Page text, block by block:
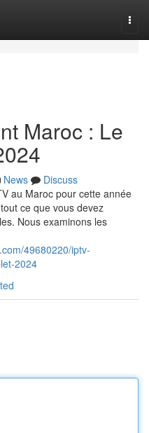
Maroc : Le
News
Discuss
au Maroc pour cette année
ce que vous devez
Nous examinons les
49680220/iptv-
2024